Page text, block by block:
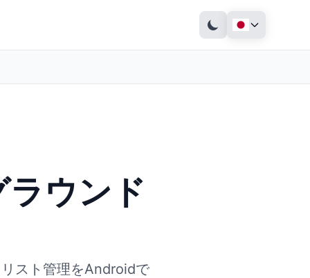
ウンド
スト管理をAndroidで